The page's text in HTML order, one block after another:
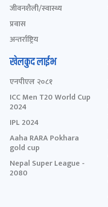
जीवनशैली/स्वास्थ्य
प्रवास
अन्तर्राष्ट्रिय
खेलकुद लाईभ
एनपीएल २०८१
ICC Men T20 World Cup
2024
IPL 2024
Aaha RARA Pokhara
gold cup
Nepal Super League -
2080